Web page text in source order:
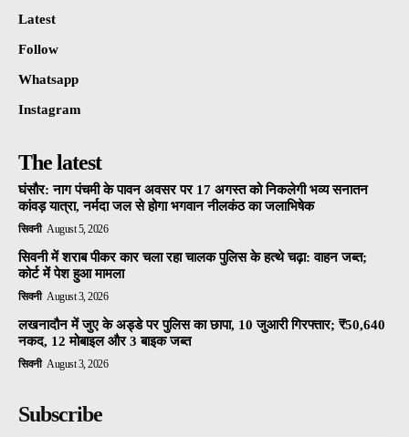
Latest
Follow
Whatsapp
Instagram
The latest
घंसौर: नाग पंचमी के पावन अवसर पर 17 अगस्त को निकलेगी भव्य सनातन
कांवड़ यात्रा, नर्मदा जल से होगा भगवान नीलकंठ का जलाभिषेक
सिवनी August 5, 2026
सिवनी में शराब पीकर कार चला रहा चालक पुलिस के हत्थे चढ़ा: वाहन जब्त;
कोर्ट में पेश हुआ मामला
सिवनी August 3, 2026
लखनादौन में जुए के अड्डे पर पुलिस का छापा, 10 जुआरी गिरफ्तार; ₹50,640
नकद, 12 मोबाइल और 3 बाइक जब्त
सिवनी August 3, 2026
Subscribe